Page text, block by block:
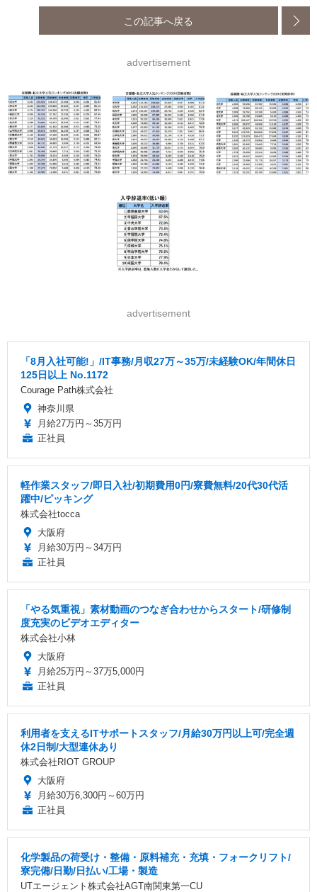
この記事へ戻る
advertisement
advertisement
「8月入社可能!」/IT事務/月収27万～35万/未経験OK/年間休日
125日以上 No.1172
Courage Path株式会社
神奈川県
月給27万円～35万円
正社員
軽作業スタッフ/即日入社/初期費用0円/寮費無料/20代30代活
躍中/ピッキング
株式会社tocca
大阪府
月給30万円～34万円
正社員
「やる気重視」素材動画のつなぎ合わせからスタート/研修制
度充実のビデオエディター
株式会社小林
大阪府
月給25万円～37万5,000円
正社員
利用者を支えるITサポートスタッフ/月給30万円以上可/完全週
休2日制/大型連休あり
株式会社RIOT GROUP
大阪府
月給30万6,300円～60万円
正社員
化学製品の荷受け・整備・原料補充・充填・フォークリフト/
寮完備/日勤/日払い/工場・製造
UTエージェント株式会社AGT南関東第一CU